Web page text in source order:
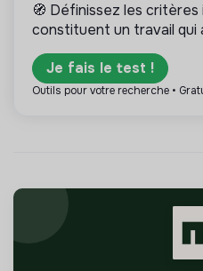
🧭 Définissez les critères
constituent un travail qui
Je fais le test !
Outils pour votre recherche •